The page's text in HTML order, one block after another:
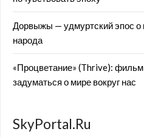
Дорвыжы — удмуртский эпос о
народа
«Процветание» (Thrive):
задуматься о мире вокруг нас
SkyPortal.Ru